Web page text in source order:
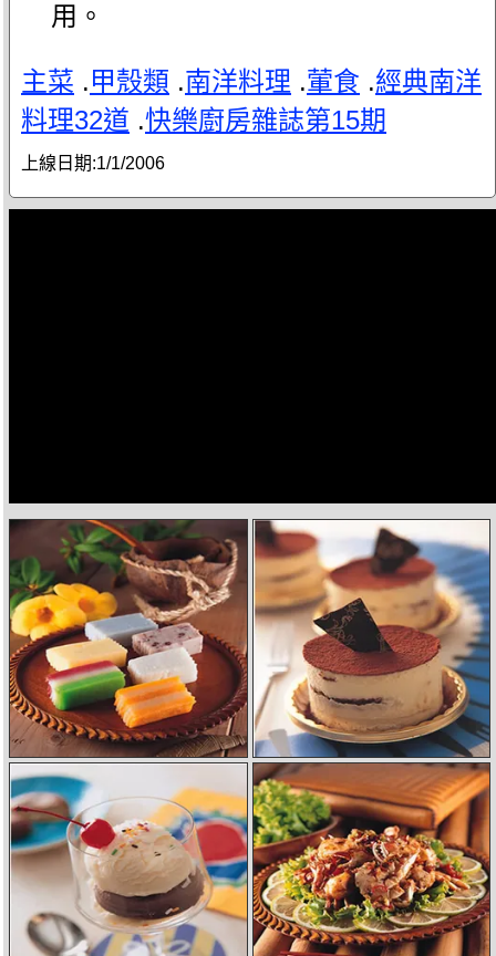
用。
主菜 .甲殼類 .南洋料理 .葷食 .經典南洋
料理32道 .快樂廚房雜誌第15期
上線日期:1/1/2006